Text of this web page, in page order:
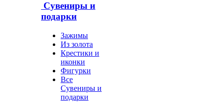
Сувениры и
подарки
Зажимы
Из золота
Крестики и
иконки
Фигурки
Все
Сувениры и
подарки